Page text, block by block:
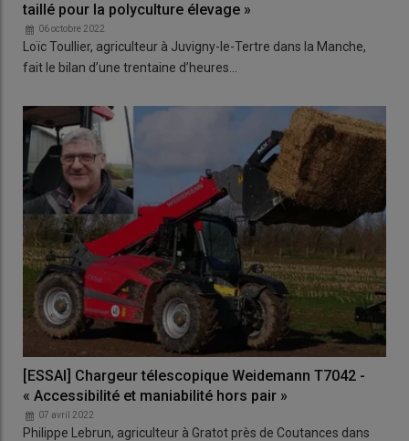
taillé pour la polyculture élevage »
06 octobre 2022
Loïc Toullier, agriculteur à Juvigny-le-Tertre dans la Manche,
fait le bilan d’une trentaine d’heures…
[ESSAI] Chargeur télescopique Weidemann T7042 -
« Accessibilité et maniabilité hors pair »
07 avril 2022
Philippe Lebrun, agriculteur à Gratot près de Coutances dans